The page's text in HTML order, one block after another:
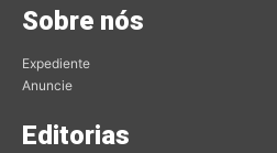
Sobre nós
Expediente
Anuncie
Editorias